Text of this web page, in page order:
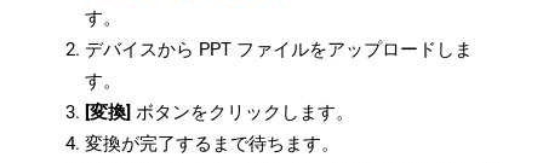
す。
デバイスから PPT ファイルをアップロードしま
す。
[変換] ボタンをクリックします。
変換が完了するまで待ちます。